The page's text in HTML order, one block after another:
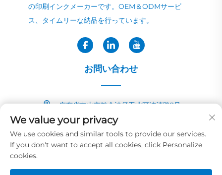
の印刷インクメーカーです。OEM＆ODMサービ
ス、タイムリーな納品を行っています。
お問い合わせ
广东省中山市敏众沙仔工业区洁清路2号
+86-13726040081
[email protected]
We value your privacy
We use cookies and similar tools to provide our services.
If you don't want to accept all cookies, click Personalize
cookies.